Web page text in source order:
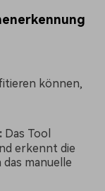
können,
Das Tool
erkennt die
manuelle